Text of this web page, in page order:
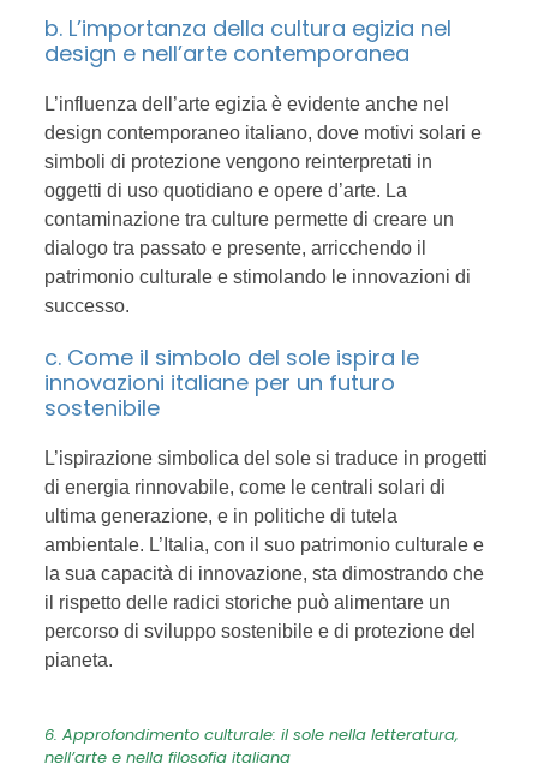
b. L’importanza della cultura egizia nel
design e nell’arte contemporanea
L’influenza dell’arte egizia è evidente anche nel
design contemporaneo italiano, dove motivi solari e
simboli di protezione vengono reinterpretati in
oggetti di uso quotidiano e opere d’arte. La
contaminazione tra culture permette di creare un
dialogo tra passato e presente, arricchendo il
patrimonio culturale e stimolando le innovazioni di
successo.
c. Come il simbolo del sole ispira le
innovazioni italiane per un futuro
sostenibile
L’ispirazione simbolica del sole si traduce in progetti
di energia rinnovabile, come le centrali solari di
ultima generazione, e in politiche di tutela
ambientale. L’Italia, con il suo patrimonio culturale e
la sua capacità di innovazione, sta dimostrando che
il rispetto delle radici storiche può alimentare un
percorso di sviluppo sostenibile e di protezione del
pianeta.
6. Approfondimento culturale: il sole nella letteratura,
nell’arte e nella filosofia italiana